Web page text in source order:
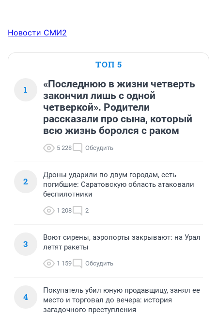
Новости СМИ2
ТОП 5
1
«Последнюю в жизни четверть
закончил лишь с одной
четверкой». Родители
рассказали про сына, который
всю жизнь боролся с раком
5 228 Обсудить
2
Дроны ударили по двум городам, есть
погибшие: Саратовскую область атаковали
беспилотники
1 208 2
3
Воют сирены, аэропорты закрывают: на Урал
летят ракеты
1 159 Обсудить
4
Покупатель убил юную продавщицу, занял ее
место и торговал до вечера: история
загадочного преступления